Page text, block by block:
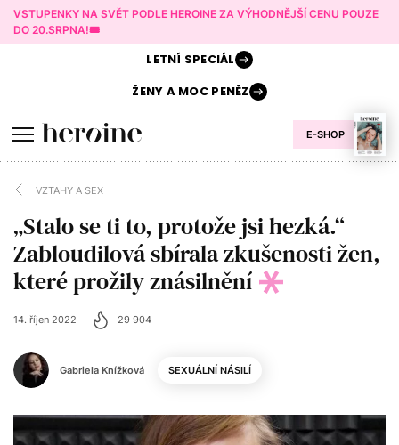
VSTUPENKY NA SVĚT PODLE HEROINE ZA VÝHODNĚJŠÍ CENU POUZE
DO 20.SRPNA!🎟️
E-SHOP
LETNÍ SPECIÁL
ŽENY AMOC PENĚZ
VZTAHY A SEX
„Stalo se ti to, protože jsi hezká.“
Zabloudilová sbírala zkušenosti žen,
které prožily znásilnění
Gabriela Knížková
14. říjen 2022 29 904
SEXUÁLNÍ NÁSILÍ